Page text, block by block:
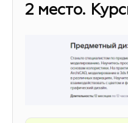
2 место.